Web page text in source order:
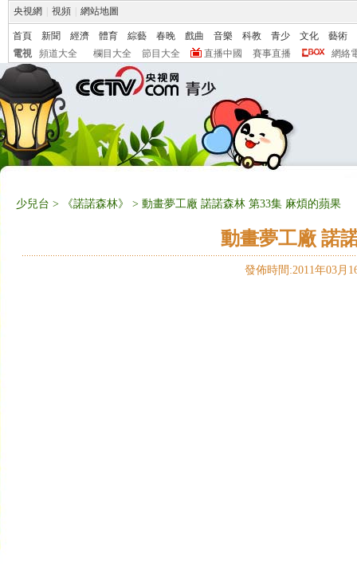
央視網 視頻 網站地圖
首頁 新聞 經濟 體育 綜藝 春晚 戲曲 音樂 科教 青少 文化
藝術
電視
頻道大全 欄目大全 節目大全 直播中國 賽事直播 網絡
少兒台 > 《諾諾森林》 > 動畫夢工廠 諾諾森林 第33集 麻煩的蘋果
動畫夢工廠 諾
發佈時間:2011年03月